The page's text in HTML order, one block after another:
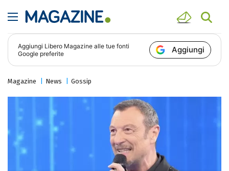
Aggiungi Libero Magazine alle tue fonti
Google preferite
Aggiungi
Magazine News Gossip